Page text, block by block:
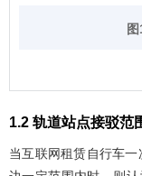
1.2 轨道站点接驳范
当互联网租赁自行车